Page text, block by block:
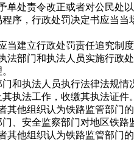
责令改正或者对公民处以
序，行政处罚决定书应当当
建立行政处罚责任追究制度
门和执法人员实施行政处
执法人员执行法律法规情
执法工作，收缴其执法证件
组织认为铁路监管部门的
、安全监察部门对地区铁
组织认为铁路监管部门的